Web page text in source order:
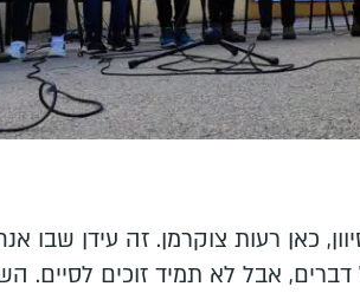
כאן רעות צוקרמן. זה עידן שבו
אבל לא תמיד זוכים לסיים.